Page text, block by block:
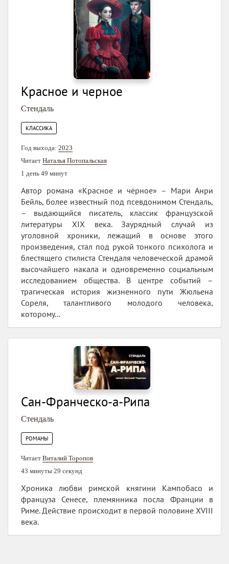
Красное и черное
Стендаль
КЛАССИКА
Год выхода: 2023
Читает Наталья Потопальская
1 день 49 минут
Автор романа «Красное и чёрное» – Мари Анри
Бейль, более известный под псевдонимом Стендаль,
– выдающийся писатель, классик французской
литературы XIX века. Заурядный случай из
уголовной хроники, лежащий в основе этого
произведения, стал под рукой тонкого психолога и
блестящего стилиста Стендаля человеческой драмой
высочайшего накала и одновременно социальным
исследованием общества. В центре событий –
трагическая история жизненного пути Жюльена
Сореля, талантливого молодого человека,
которому...
Сан-Франческо-а-Рипа
Стендаль
РОМАНЫ
Читает Виталий Торопов
43 минуты 29 секунд
Хроника любви римской княгини Кампобасо и
француза Сенесе, племянника посла Франции в
Риме. Действие происходит в первой половине XVIII
века.